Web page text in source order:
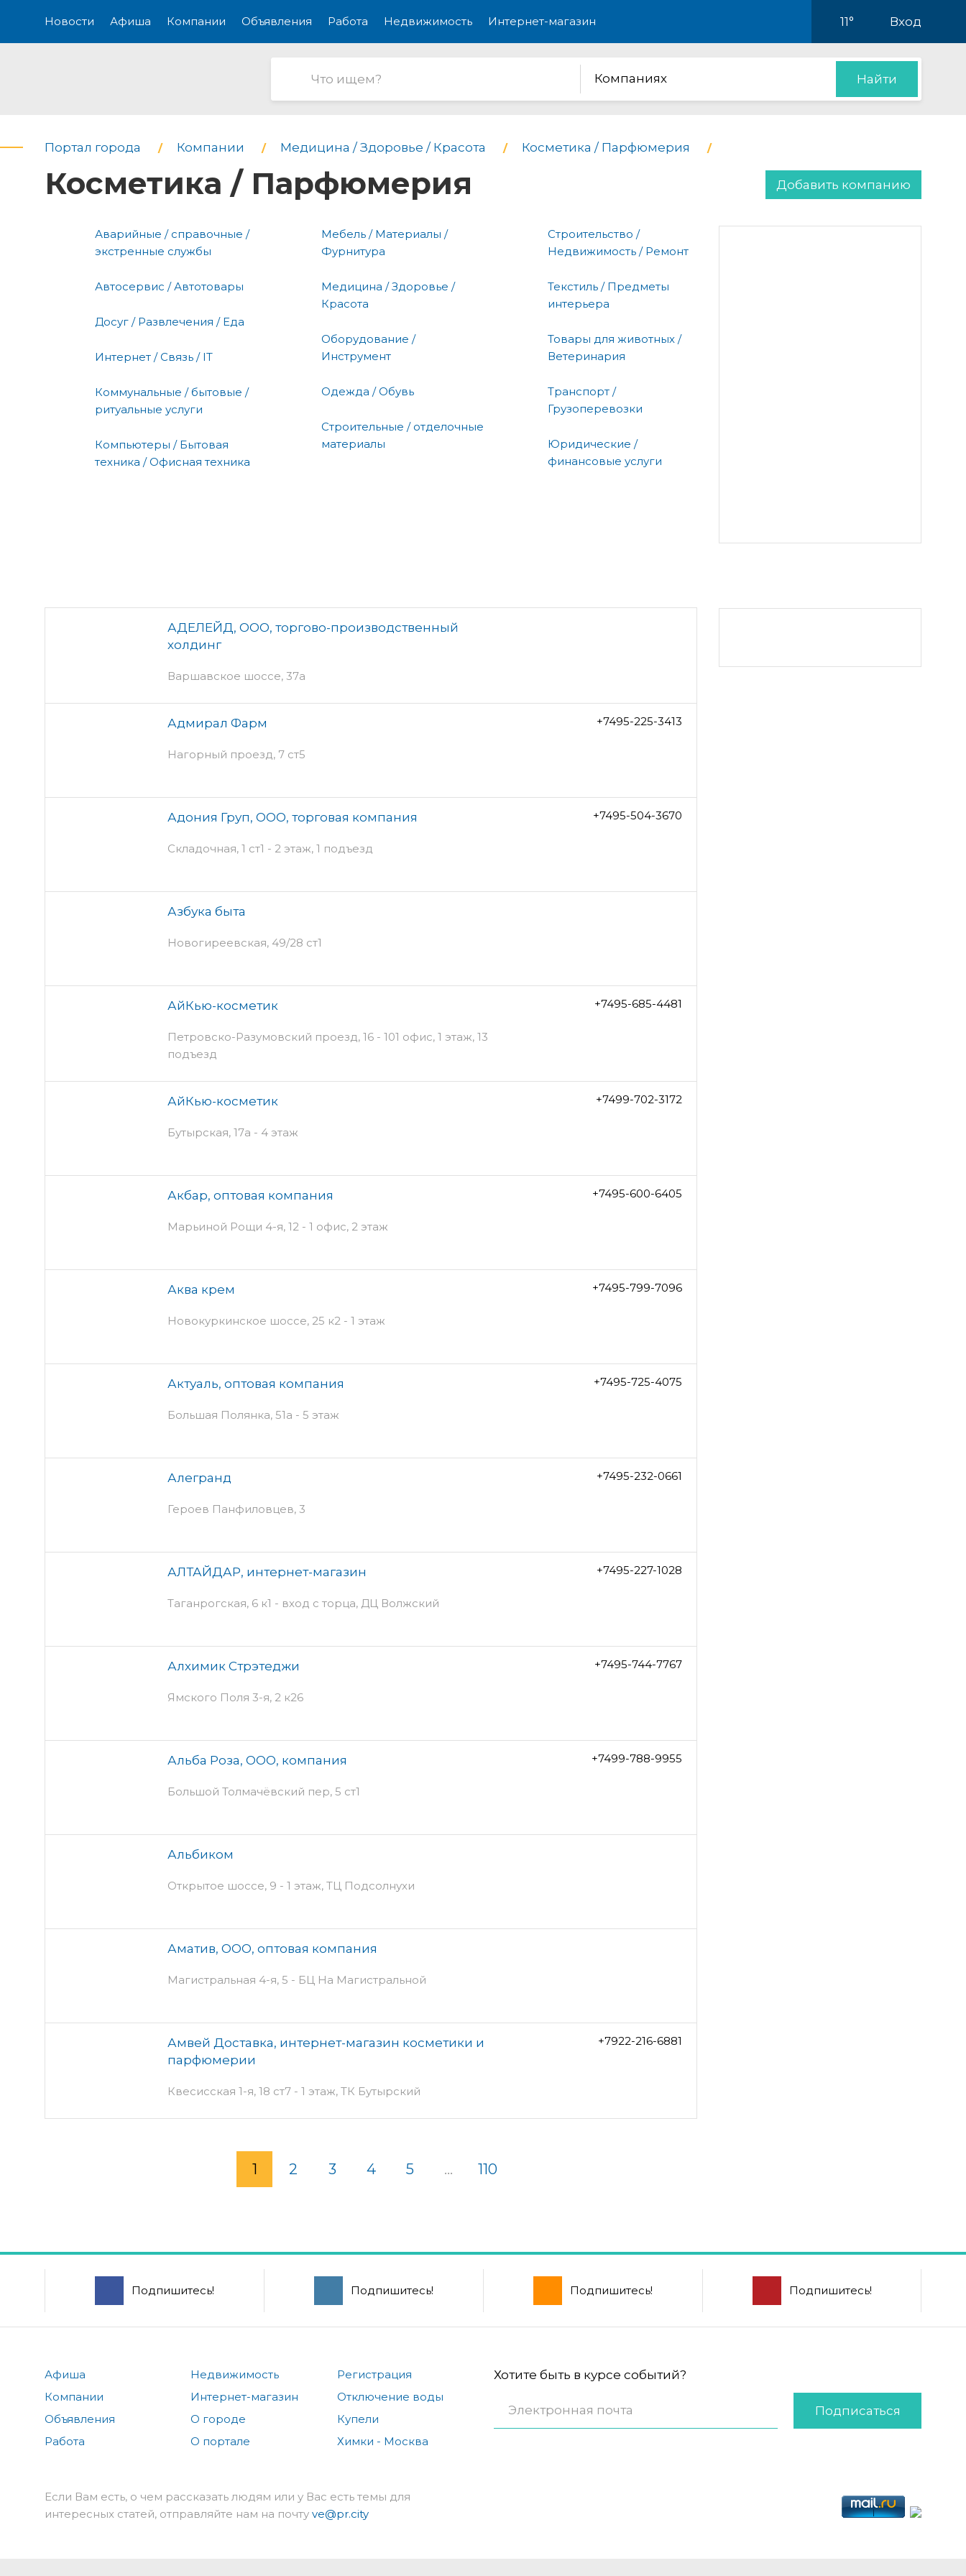
Новости Афиша Компании Объявления Работа Недвижимость Интернет-магазин 11° Вход
Компаниях Найти
Портал города Компании Медицина / Здоровье / Красота Косметика / Парфюмерия
Косметика / Парфюмерия Добавить компанию
Аварийные / справочные /
экстренные службы
Автосервис / Автотовары
Досуг / Развлечения / Еда
Интернет / Связь / IT
Коммунальные / бытовые /
ритуальные услуги
Компьютеры / Бытовая
техника / Офисная техника
Мебель / Материалы /
Фурнитура
Медицина / Здоровье /
Красота
Оборудование /
Инструмент
Одежда / Обувь
Строительные / отделочные
материалы
Строительство /
Недвижимость / Ремонт
Текстиль / Предметы
интерьера
Товары для животных /
Ветеринария
Транспорт /
Грузоперевозки
Юридические /
финансовые услуги
АДЕЛЕЙД, ООО, торгово-производственный
холдинг
Варшавское шоссе, 37а
Адмирал Фарм
Нагорный проезд, 7 ст5
+7495-225-3413
Адония Груп, ООО, торговая компания
Складочная, 1 ст1 - 2 этаж, 1 подъезд
+7495-504-3670
Азбука быта
Новогиреевская, 49/28 ст1
АйКью-косметик
Петровско-Разумовский проезд, 16 - 101 офис, 1 этаж, 13
подъезд
+7495-685-4481
АйКью-косметик
Бутырская, 17а - 4 этаж
+7499-702-3172
Акбар, оптовая компания
Марьиной Рощи 4-я, 12 - 1 офис, 2 этаж
+7495-600-6405
Аква крем
Новокуркинское шоссе, 25 к2 - 1 этаж
+7495-799-7096
Актуаль, оптовая компания
Большая Полянка, 51а - 5 этаж
+7495-725-4075
Алегранд
Героев Панфиловцев, 3
+7495-232-0661
АЛТАЙДАР, интернет-магазин
Таганрогская, 6 к1 - вход с торца, ДЦ Волжский
+7495-227-1028
Алхимик Стрэтеджи
Ямского Поля 3-я, 2 к26
+7495-744-7767
Альба Роза, ООО, компания
Большой Толмачёвский пер, 5 ст1
+7499-788-9955
Альбиком
Открытое шоссе, 9 - 1 этаж, ТЦ Подсолнухи
Аматив, ООО, оптовая компания
Магистральная 4-я, 5 - БЦ На Магистральной
Амвей Доставка, интернет-магазин косметики и
парфюмерии
Квесисская 1-я, 18 ст7 - 1 этаж, ТК Бутырский
+7922-216-6881
1 2 3 4 5 ... 110
Подпишитесь! Подпишитесь! Подпишитесь! Подпишитесь!
Афиша
Компании
Объявления
Работа
Недвижимость
Интернет-магазин
О городе
О портале
Регистрация
Отключение воды
Купели
Химки - Москва
Хотите быть в курсе событий?
Подписаться
Если Вам есть, о чем рассказать людям или у Вас есть темы для
интересных статей, отправляйте нам на почту ve@pr.city